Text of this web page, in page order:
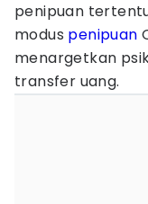
penipuan
modus penipuan
menargetkan
transfer uang.